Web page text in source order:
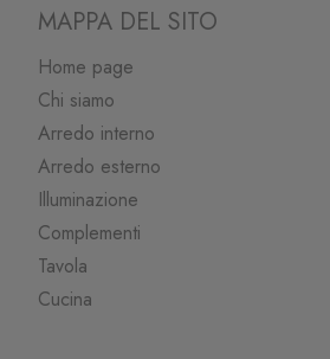
MAPPA DEL SITO
Home page
Chi siamo
Arredo interno
Arredo esterno
Illuminazione
Complementi
Tavola
Cucina